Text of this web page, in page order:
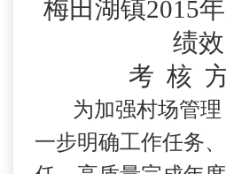
梅田湖镇2015
绩效
考 核
为加强村场管
一步明确工作任务